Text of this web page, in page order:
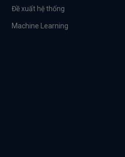
Đề xuất hệ thống
Machine Learning